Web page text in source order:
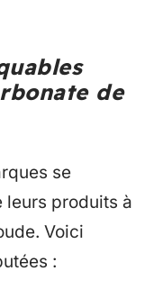
de
se
leurs produits à
Voici
: